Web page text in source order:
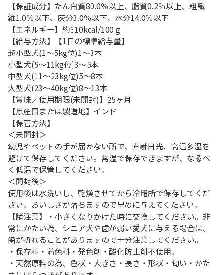
【保証成分】たん白質80.0％以上、脂質0.2％以上、粗繊
維1.0％以下、灰分3.0％以下、水分14.0％以下
【エネルギー】約310kcal/100ｇ
【給与方法】【1日の標準給与量】
超小型犬(1～5kg位)1～3本
小型犬(5～11kg位)3～5本
中型犬(11～23kg位)5～8本
大型犬(23～40kg位)8～13本
【賞味／使用期限(未開封)】25ヶ月
【原産国または製造地】インド
【保管方法】
＜未開封＞
幼児やペットの手が届かない所で、直射日光、高温多湿を
避けて保存してください。常温で保存できますが、なるべ
く低温で保管してください。
＜開封後＞
使用後は水洗いし、乾燥させてから冷暗所で保存してくだ
さい。おいしさが落ちますので早めに与えてください。
【諸注意】・小さくなりかけた時に交換してください。非
常にかたい為、シニア犬や歯が弱い愛犬に与える場合は、
歯が折れることがありますので十分注意してください。
・保存料・着色料・発色剤・酸化防止剤不使用。
・天然原料の為、色状・大きさ・長さ・形状・匂い・かた